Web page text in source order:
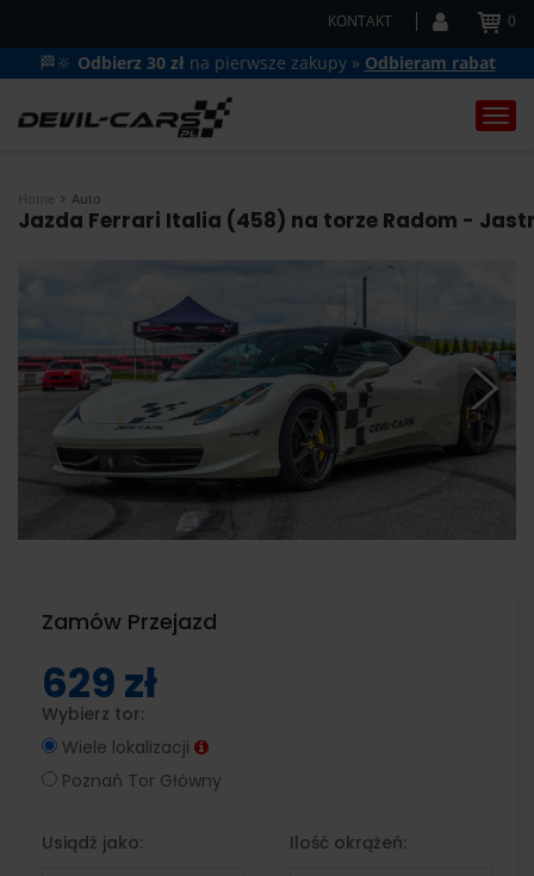
KONTAKT 0
🏁🔆 Odbierz 30 zł na pierwsze zakupy » Odbieram rabat
Home Auto
Jazda Ferrari Italia (458) na torze Radom -
Zamów Przejazd
629 zł
Wybierz tor:
Wiele lokalizacji
Poznań Tor Główny
Usiądź jako: Ilość okrążeń: